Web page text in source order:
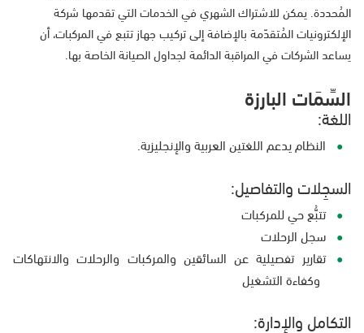
المُحددة. يمكن للاشتراك الشهري في الخدمات التي تقدمها شركة
الإلكترونيات المُتقدّمة بالإضافة إلى تركيب جهاز تتبع في المركبات، أن
يساعد الشركات في المراقبة الدائمة لجداول الصيانة الخاصة بها.
السِّمَات البارزة
اللغة:
النظام يدعم اللغتين العربية والإنجليزية.
السجِلات والتفاصيل:
تتبُّع حي للمركبات
سجل الرحلات
تقارير تفصيلية عن السائقين والمركبات والرحلات والانتهاكات
وكفاءة التشغيل
التكامل والإدارة: